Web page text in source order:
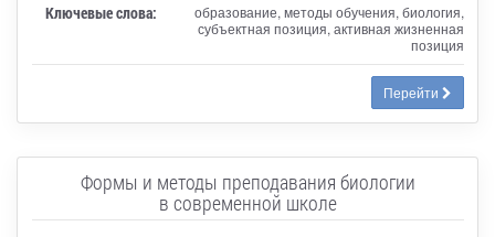
Ключевые слова:
образование, методы обучения, биология,
субъектная позиция, активная жизненная
позиция
Перейти
Формы и методы преподавания биологии
в современной школе